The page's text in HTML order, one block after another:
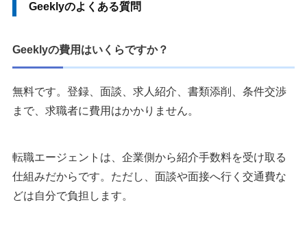
Geeklyのよくある質問
Geeklyの費用はいくらですか？
無料です。登録、面談、求人紹介、書類添削、条件交渉
まで、求職者に費用はかかりません。
転職エージェントは、企業側から紹介手数料を受け取る
仕組みだからです。ただし、面談や面接へ行く交通費な
どは自分で負担します。